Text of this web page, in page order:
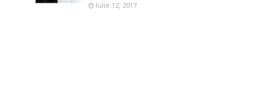
Iulie 12, 2017